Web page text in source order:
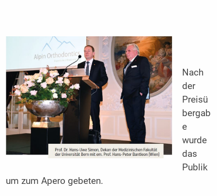
Nach
der
Preisü
bergab
e
wurde
das
Publik
um zum Apero gebeten.